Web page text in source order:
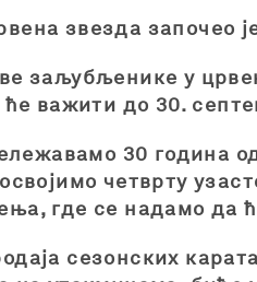
звезда започео
заљубљенике у
ће важити до 30.
30 година
четврту
где се надамо да
сезонских